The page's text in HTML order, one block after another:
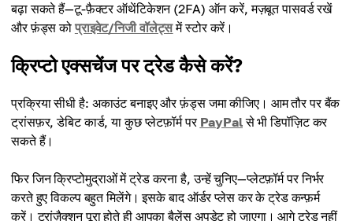
बढ़ा सकते हैं—टू-फ़ैक्टर ऑथेंटिकेशन (2FA) ऑन करें, मज़बूत पासवर्ड रखें
और फ़ंड्स कोप्राइवेट/निजी वॉलेट्समें स्टोर करें।
क्रिप्टो एक्सचेंज पर ट्रेड कैसे करें?
प्रक्रिया सीधी है: अकाउंट बनाइए और फ़ंड्स जमा कीजिए। आम तौर पर बैंक
ट्रांसफ़र, डेबिट कार्ड, या कुछ प्लेटफ़ॉर्म पर PayPalसे भी डिपॉज़िट कर
सकते हैं।
फिर जिन क्रिप्टोमुद्राओं में ट्रेड करना है, उन्हें चुनिए—प्लेटफ़ॉर्म पर निर्भर
करते हुए विकल्प बहुत मिलेंगे। इसके बाद ऑर्डर प्लेस कर के ट्रेड कन्फ़र्म
करें। ट्रांज़ैक्शन पूरा होते ही आपका बैलेंस अपडेट हो जाएगा। आगे ट्रेड नहीं